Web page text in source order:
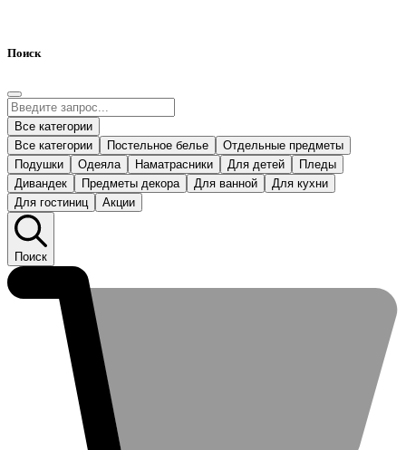
Поиск
Все категории
Все категории
Постельное белье
Отдельные предметы
Подушки
Одеяла Наматрасники Для детей
Пледы
Дивандек
Предметы декора Для ванной
Для кухни
Для гостиниц
Акции
Поиск